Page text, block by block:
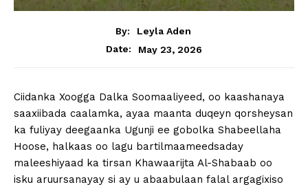
By:
Leyla Aden
Date:
May 23, 2026
Ciidanka Xoogga Dalka Soomaaliyeed, oo kaashanaya
saaxiibada caalamka, ayaa maanta duqeyn qorsheysan
ka fuliyay deegaanka Ugunji ee gobolka Shabeellaha
Hoose, halkaas oo lagu bartilmaameedsaday
maleeshiyaad ka tirsan Khawaarijta Al-Shabaab oo
isku aruursanayay si ay u abaabulaan falal argagixiso